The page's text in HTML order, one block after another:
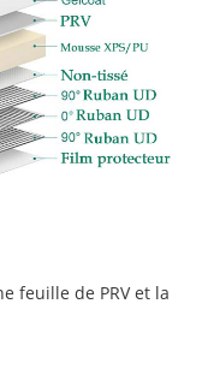
feuille de PRV et la